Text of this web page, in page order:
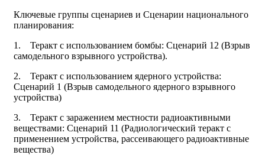
Ключевые группы сценариев и Сценарии национального
планирования:
1. Теракт с использованием бомбы: Сценарий 12 (Взрыв
самодельного взрывного устройства).
2. Теракт с использованием ядерного устройства:
Сценарий 1 (Взрыв самодельного ядерного взрывного
устройства)
3. Теракт с заражением местности радиоактивными
веществами: Сценарий 11 (Радиологический теракт с
применением устройства, рассеивающего радиоактивные
вещества)